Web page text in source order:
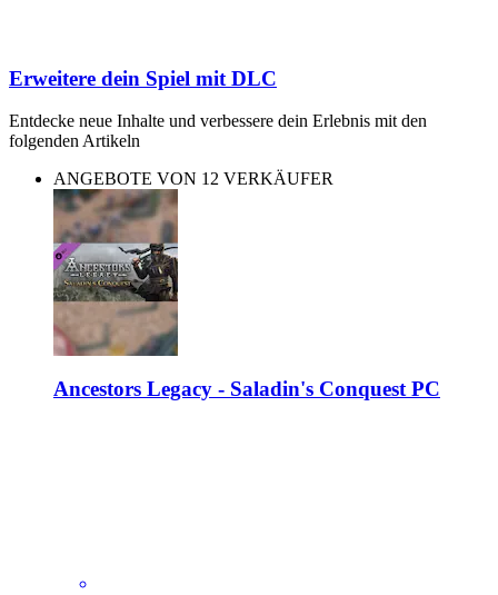
Erweitere dein Spiel mit DLC
Entdecke neue Inhalte und verbessere dein Erlebnis mit den
folgenden Artikeln
ANGEBOTE VON 12 VERKÄUFER
Ancestors Legacy - Saladin's Conquest PC